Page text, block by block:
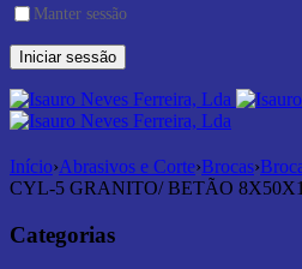
Manter sessão
Início›Abrasivos e Corte›Brocas›
CYL-5 GRANITO/ BETÃO
Categorias